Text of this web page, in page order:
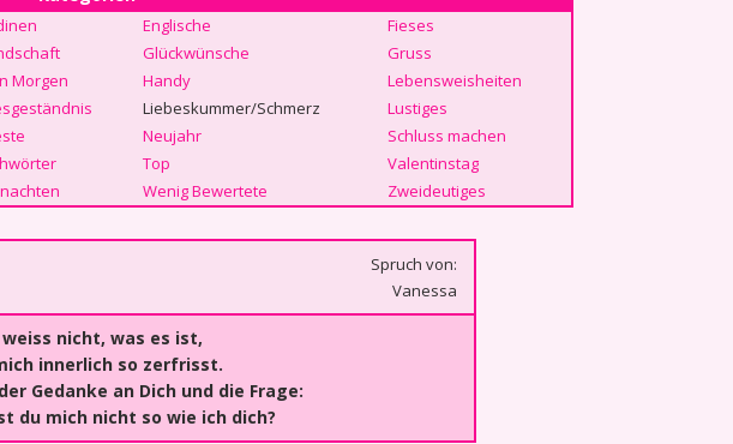
Englische
Fieses
Glückwünsche
Gruss
Morgen Handy
Lebensweisheiten
Liebeskummer/Schmerz
Lustiges
Neujahr
Schluss machen
Top
Valentinstag
Wenig Bewertete Zweideutiges
Spruch von:
Vanessa
weiss nicht, was es ist,
innerlich so zerfrisst.
Gedanke an Dich und die Frage:
du mich nicht so wie ich dich?